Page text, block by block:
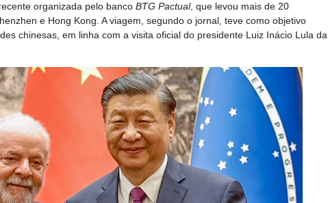
organizada pelo banco BTG Pactual, que levou mais de 20
e Hong Kong. A viagem, segundo o jornal, teve como objetivo
chinesas, em linha com a visita oficial do presidente Luiz Inácio Lula da